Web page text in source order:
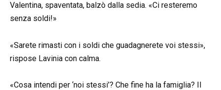
Valentina, spaventata, balzò dalla sedia. «Ci resteremo
senza soldi!»
«Sarete rimasti con i soldi che guadagnerete voi stessi»,
rispose Lavinia con calma.
«Cosa intendi per ‘noi stessi’? Che fine ha la famiglia? Il